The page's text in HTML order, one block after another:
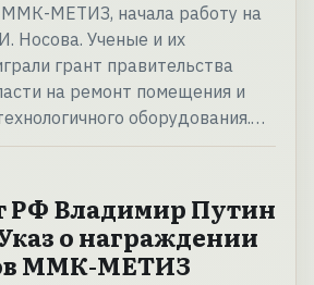
МЕТИЗ, начала работу на
Носова. Ученые и их
грант правительства
на ремонт помещения и
оборудования.…
РФ Владимир Путин
о награждении
ММК-МЕТИЗ